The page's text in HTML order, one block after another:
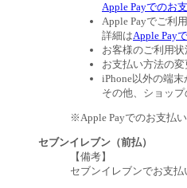
Apple Payでのお
Apple Payでご利
詳細はApple Pay
お客様のご利用
お支払い方法の
iPhone以外の端
その他、ショッ
※Apple Payでのお支払
セブンイレブン（前払）
【備考】
セブンイレブンでお支払